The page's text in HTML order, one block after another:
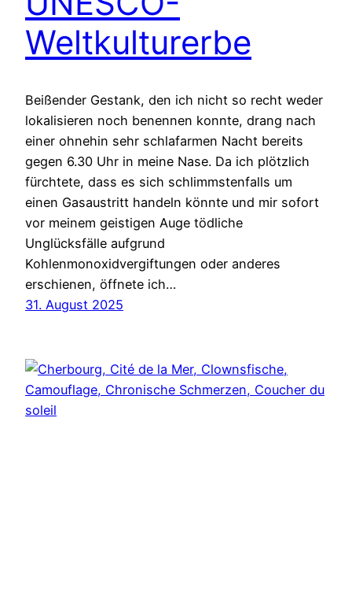
Weltkulturerbe
Beißender Gestank, den ich nicht so recht weder
lokalisieren noch benennen konnte, drang nach
einer ohnehin sehr schlafarmen Nacht bereits
gegen 6.30 Uhr in meine Nase. Da ich plötzlich
fürchtete, dass es sich schlimmstenfalls um
einen Gasaustritt handeln könnte und mir sofort
vor meinem geistigen Auge tödliche
Unglücksfälle aufgrund
Kohlenmonoxidvergiftungen oder anderes
erschienen, öffnete ich…
31. August 2025